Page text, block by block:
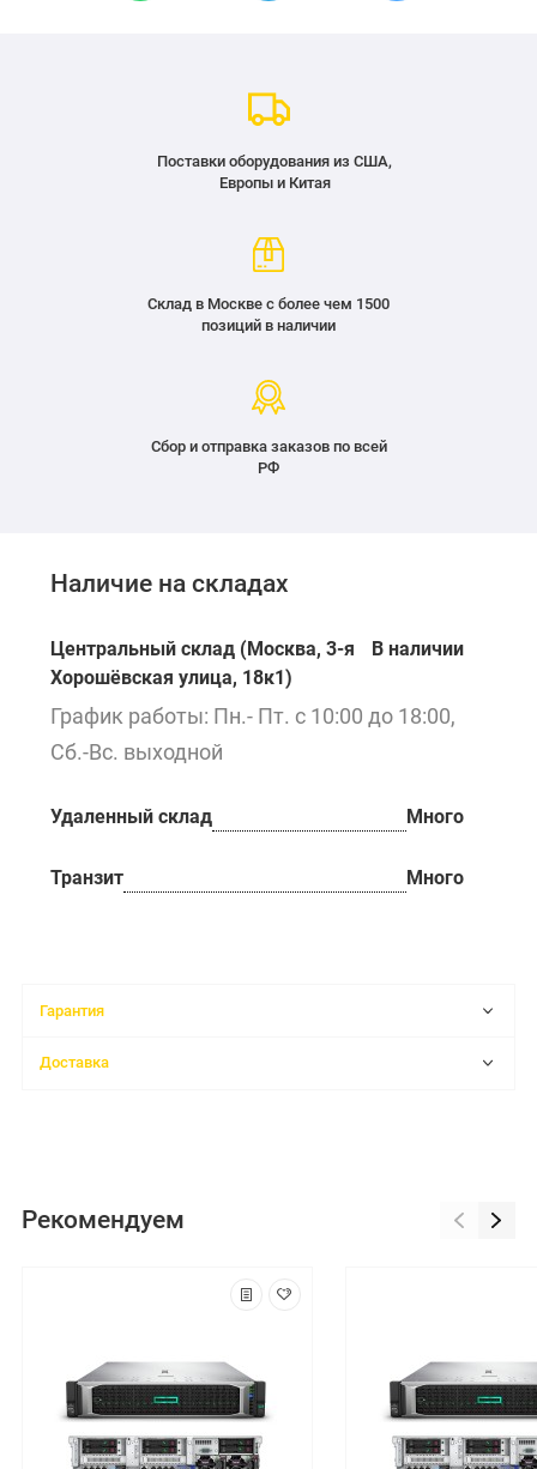
Поставки оборудования из США,
Европы и Китая
Склад в Москве с более чем 1500
позиций в наличии
Сбор и отправка заказов по всей
РФ
Наличие на складах
Центральный склад (Москва, 3-я
Хорошёвская улица, 18к1)
В наличии
График работы: Пн.- Пт. с 10:00 до 18:00,
Сб.-Вс. выходной
Удаленный склад Много
Транзит Много
Гарантия
Доставка
Рекомендуем